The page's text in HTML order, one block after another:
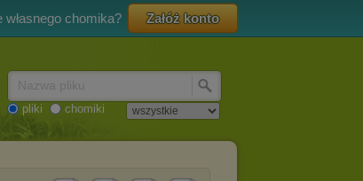
chomika? Załóż konto
pliki chomiki